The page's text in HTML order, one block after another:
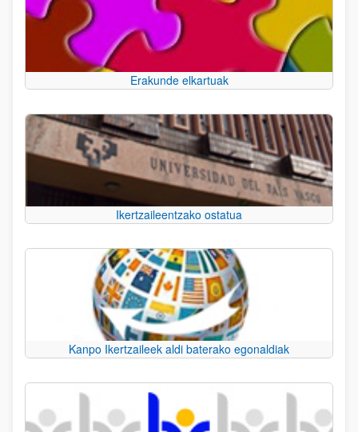
Erakunde elkartuak
Ikertzaileentzako ostatua
Kanpo Ikertzaileek aldi baterako egonaldiak